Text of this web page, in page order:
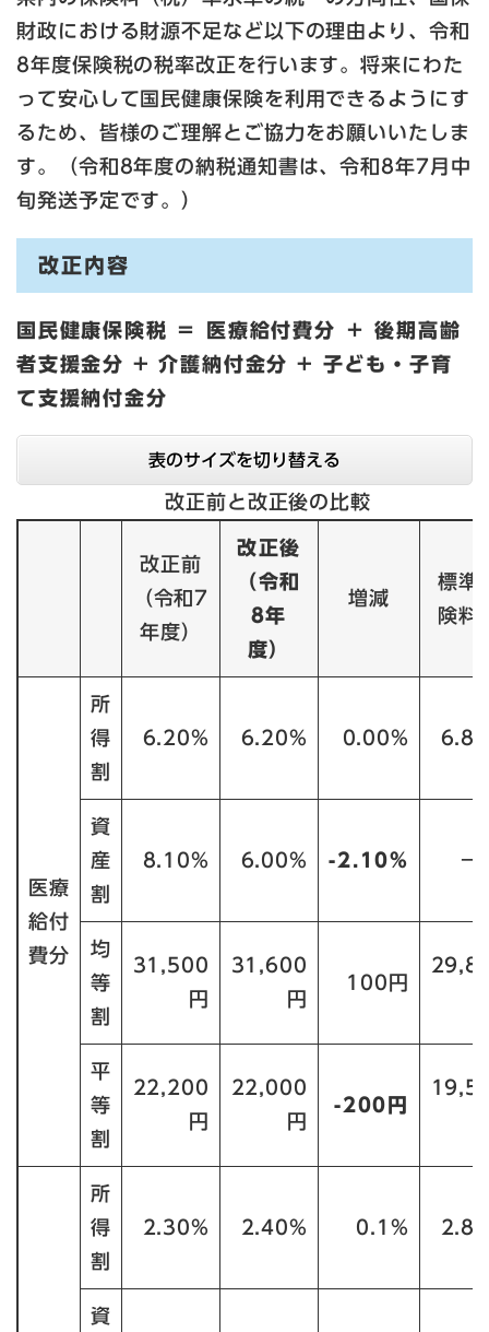
財政における財源不足など以下の理由より、令和
8年度保険税の税率改正を行います。将来にわた
って安心して国民健康保険を利用できるようにす
るため、皆様のご理解とご協力をお願いいたしま
す。（令和8年度の納税通知書は、令和8年7月中
旬発送予定です。）
改正内容
国民健康保険税 ＝ 医療給付費分 ＋ 後期高齢
者支援金分 + 介護納付金分 + 子ども・子育
て支援納付金​分
表のサイズを切り替える
改正前と改正後の比較
改正前
（令和7
年度）
改正後
（令和
8年
度）
増減
標準
険料
医療
給付
費分
所
得
割
6.20% 6.20% 0.00%
資
産
割
8.10% 6.00% -2.10% －
均
等
割
31,500
円
31,600
円
100円
平
等
割
22,200
円
22,000
円
-200円
所
得
割
2.30% 2.40% 0.1%
資